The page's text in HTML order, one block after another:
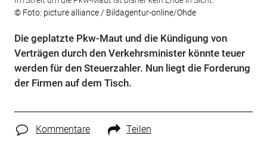
© Foto: picture alliance / Bildagentur-online/Ohde
Die geplatzte Pkw-Maut und die Kündigung von
Verträgen durch den Verkehrsminister könnte teuer
werden für den Steuerzahler. Nun liegt die Forderung
der Firmen auf dem Tisch.
Kommentare Teilen